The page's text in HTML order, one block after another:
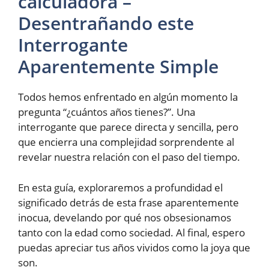
Desentrañando este
Interrogante
Aparentemente Simple
Todos hemos enfrentado en algún momento la
pregunta “¿cuántos años tienes?”. Una
interrogante que parece directa y sencilla, pero
que encierra una complejidad sorprendente al
revelar nuestra relación con el paso del tiempo.
En esta guía, exploraremos a profundidad el
significado detrás de esta frase aparentemente
inocua, develando por qué nos obsesionamos
tanto con la edad como sociedad. Al final, espero
puedas apreciar tus años vividos como la joya que
son.